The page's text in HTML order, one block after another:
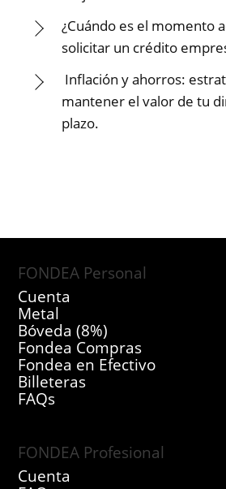
¿Cuándo es el momento
solicitar un crédito
Inflación y ahorros:
mantener el valor de tu
plazo.
FONDEA Personal
Cuenta
Metal
Bóveda (8%)
Fondea Compras
Fondea en Efectivo
Billeteras
FAQs
FONDEA Profesional
Cuenta